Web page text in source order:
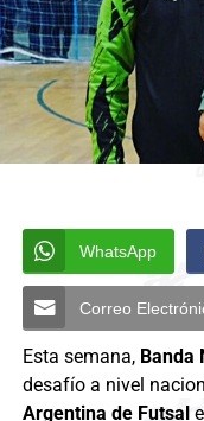
WhatsApp
Correo
Esta semana, Banda
desafío a nivel
Argentina de Futsal